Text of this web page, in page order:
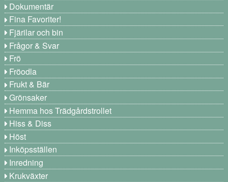
Dokumentär
Fina Favoriter!
Fjärilar och bin
Frågor & Svar
Frö
Fröodla
Frukt & Bär
Grönsaker
Hemma hos Trädgårdstrollet
Hiss & Diss
Höst
Inköpsställen
Inredning
Krukväxter